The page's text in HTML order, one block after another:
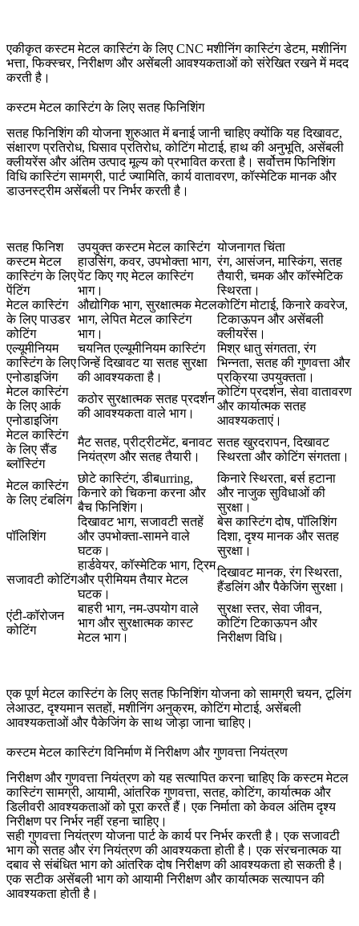
एकीकृतकस्टम मेटल कास्टिंग के लिए CNC मशीनिंगकास्टिंग डेटम, मशीनिंग
भत्ता, फिक्स्चर, निरीक्षण और असेंबली आवश्यकताओं को संरेखित रखने में मदद
करती है।
कस्टम मेटल कास्टिंग के लिए सतह फिनिशिंग
सतह फिनिशिंग की योजना शुरुआत में बनाई जानी चाहिए क्योंकि यह दिखावट,
संक्षारण प्रतिरोध, घिसाव प्रतिरोध, कोटिंग मोटाई, हाथ की अनुभूति, असेंबली
क्लीयरेंस और अंतिम उत्पाद मूल्य को प्रभावित करता है। सर्वोत्तम फिनिशिंग
विधि कास्टिंग सामग्री, पार्ट ज्यामिति, कार्य वातावरण, कॉस्मेटिक मानक और
डाउनस्ट्रीम असेंबली पर निर्भर करती है।
सतह फिनिश उपयुक्त कस्टम मेटल कास्टिंग योजनागत चिंता
कस्टम मेटल
कास्टिंग के लिए
पेंटिंग
हाउसिंग, कवर, उपभोक्ता भाग,
पेंट किए गए मेटल कास्टिंग
भाग।
रंग, आसंजन, मास्किंग, सतह
तैयारी, चमक और कॉस्मेटिक
स्थिरता।
मेटल कास्टिंग
के लिए पाउडर
कोटिंग
औद्योगिक भाग, सुरक्षात्मक मेटल
भाग, लेपित मेटल कास्टिंग
भाग।
कोटिंग मोटाई, किनारे कवरेज,
टिकाऊपन और असेंबली
क्लीयरेंस।
एल्यूमीनियम
कास्टिंग के लिए
एनोडाइजिंग
चयनित एल्यूमीनियम कास्टिंग
जिन्हें दिखावट या सतह सुरक्षा
की आवश्यकता है।
मिश्र धातु संगतता, रंग
भिन्नता, सतह की गुणवत्ता और
प्रक्रिया उपयुक्तता।
मेटल कास्टिंग
के लिए आर्क
एनोडाइजिंग
कठोर सुरक्षात्मक सतह प्रदर्शन
की आवश्यकता वाले भाग।
कोटिंग प्रदर्शन, सेवा वातावरण
और कार्यात्मक सतह
आवश्यकताएं।
मेटल कास्टिंग
के लिए सैंड
ब्लॉस्टिंग
मैट सतह, प्रीट्रीटमेंट, बनावट
नियंत्रण और सतह तैयारी।
सतह खुरदरापन, दिखावट
स्थिरता और कोटिंग संगतता।
मेटल कास्टिंग
के लिए टंबलिंग
छोटे कास्टिंग, डीबurring,
किनारे को चिकना करना और
बैच फिनिशिंग।
किनारे स्थिरता, बर्स हटाना
और नाजुक सुविधाओं की
सुरक्षा।
पॉलिशिंग
दिखावट भाग, सजावटी सतहें
और उपभोक्ता-सामने वाले
घटक।
बेस कास्टिंग दोष, पॉलिशिंग
दिशा, दृश्य मानक और सतह
सुरक्षा।
सजावटी कोटिंग
हार्डवेयर, कॉस्मेटिक भाग, ट्रिम
और प्रीमियम तैयार मेटल
घटक।
दिखावट मानक, रंग स्थिरता,
हैंडलिंग और पैकेजिंग सुरक्षा।
एंटी-कॉरोजन
कोटिंग
बाहरी भाग, नम-उपयोग वाले
भाग और सुरक्षात्मक कास्ट
मेटल भाग।
सुरक्षा स्तर, सेवा जीवन,
कोटिंग टिकाऊपन और
निरीक्षण विधि।
एक पूर्णमेटल कास्टिंग के लिए सतह फिनिशिंगयोजना को सामग्री चयन, टूलिंग
लेआउट, दृश्यमान सतहों, मशीनिंग अनुक्रम, कोटिंग मोटाई, असेंबली
आवश्यकताओं और पैकेजिंग के साथ जोड़ा जाना चाहिए।
कस्टम मेटल कास्टिंग विनिर्माण में निरीक्षण और गुणवत्ता नियंत्रण
निरीक्षण और गुणवत्ता नियंत्रण को यह सत्यापित करना चाहिए कि कस्टम मेटल
कास्टिंग सामग्री, आयामी, आंतरिक गुणवत्ता, सतह, कोटिंग, कार्यात्मक और
डिलीवरी आवश्यकताओं को पूरा करते हैं। एक निर्माता को केवल अंतिम दृश्य
निरीक्षण पर निर्भर नहीं रहना चाहिए।
सही गुणवत्ता नियंत्रण योजना पार्ट के कार्य पर निर्भर करती है। एक सजावटी
भाग को सतह और रंग नियंत्रण की आवश्यकता होती है। एक संरचनात्मक या
दबाव से संबंधित भाग को आंतरिक दोष निरीक्षण की आवश्यकता हो सकती है।
एक सटीक असेंबली भाग को आयामी निरीक्षण और कार्यात्मक सत्यापन की
आवश्यकता होती है।